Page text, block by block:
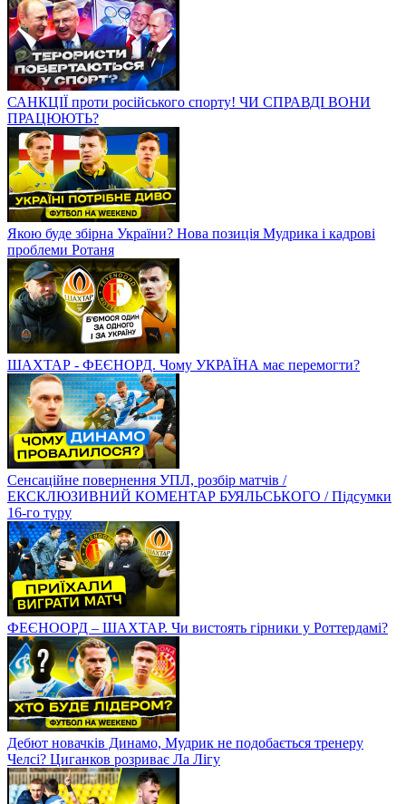
САНКЦІЇ проти російського спорту! ЧИ СПРАВДІ ВОНИ
ПРАЦЮЮТЬ?
Якою буде збірна України? Нова позиція Мудрика і кадрові
проблеми Ротаня
ШАХТАР - ФЕЄНОРД. Чому УКРАЇНА має перемогти?
Сенсаційне повернення УПЛ, розбір матчів /
ЕКСКЛЮЗИВНИЙ КОМЕНТАР БУЯЛЬСЬКОГО / Підсумки
16-го туру
ФЕЄНООРД – ШАХТАР. Чи вистоять гірники у Роттердамі?
Дебют новачків Динамо, Мудрик не подобається тренеру
Челсі? Циганков розриває Ла Лігу